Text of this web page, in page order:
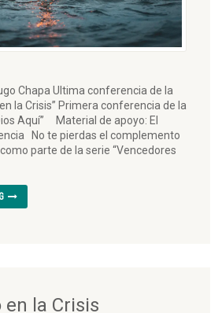
Chapa Ultima conferencia de la
la Crisis” Primera conferencia de la
Aquí” Material de apoyo: El
No te pierdas el complemento
parte de la serie “Vencedores
en la Crisis